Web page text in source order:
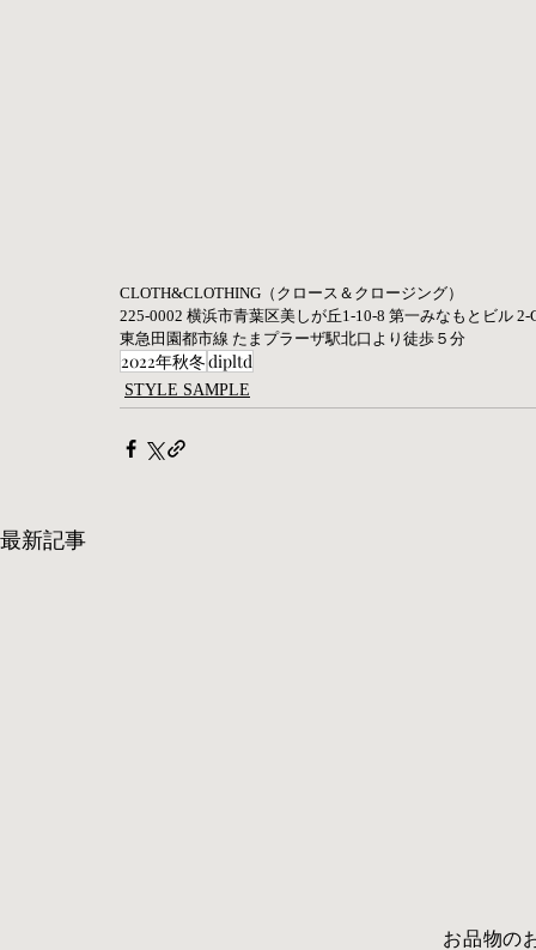
CLOTH&CLOTHING（クロース＆クロージング）
225-0002 横浜市青葉区美しが丘1-10-8 第一みなもとビル 2-
東急田園都市線 たまプラーザ駅北口より徒歩５分
2022年秋冬dipltd
STYLE SAMPLE
最新記事
お品物の